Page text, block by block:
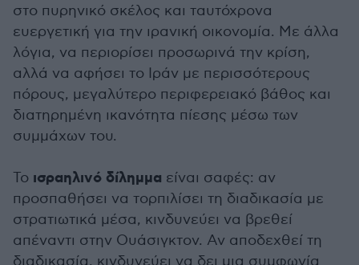
στο πυρηνικό σκέλος και ταυτόχρονα
ευεργετική για την ιρανική οικονομία. Με άλλα
λόγια, να περιορίσει προσωρινά την κρίση,
αλλά να αφήσει το Ιράν με περισσότερους
πόρους, μεγαλύτερο περιφερειακό βάθος και
διατηρημένη ικανότητα πίεσης μέσω των
συμμάχων του.
Το ισραηλινό δίλημμα είναι σαφές: αν
προσπαθήσει να τορπιλίσει τη διαδικασία με
στρατιωτικά μέσα, κινδυνεύει να βρεθεί
απέναντι στην Ουάσιγκτον. Αν αποδεχθεί τη
διαδικασία, κινδυνεύει να δει μια συμφωνία